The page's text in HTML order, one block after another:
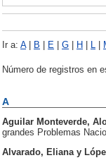
Ir a: A| B | E | G | H | L |
Número de registros en
A
Aguilar Monteverde,
grandes Problemas
Alvarado, Elianay